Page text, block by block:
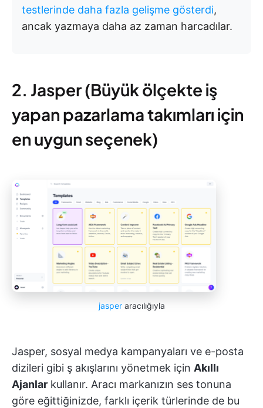
testlerinde daha fazla gelişme gösterdi,
ancak yazmaya daha az zaman harcadılar.
2. Jasper (Büyük ölçekte iş
yapan pazarlama takımları için
en uygun seçenek)
jasperaracılığıyla
Jasper, sosyal medya kampanyaları ve e-posta
dizileri gibi ş akışlarını yönetmek için Akıllı
Ajanlar kullanır. Aracı markanızın ses tonuna
göre eğittiğinizde, farklı içerik türlerinde de bu